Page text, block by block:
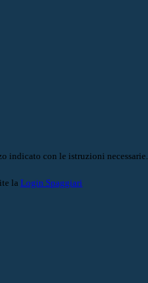
indicato con le istruzioni necessarie.
la Login Spaggiari